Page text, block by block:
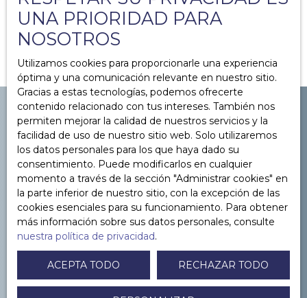
propiedad.
YOU WANT TO
to sell in Paris or its
surroundings ?
CONTACTEZ-NOUS
UNA PRIORIDAD PARA
NOSOTROS
Utilizamos cookies para proporcionarle una experiencia
óptima y una comunicación relevante en nuestro sitio.
Gracias a estas tecnologías, podemos ofrecerte
contenido relacionado con tus intereses. También nos
permiten mejorar la calidad de nuestros servicios y la
facilidad de uso de nuestro sitio web. Solo utilizaremos
los datos personales para los que haya dado su
consentimiento. Puede modificarlos en cualquier
momento a través de la sección ″Administrar cookies″ en
la parte inferior de nuestro sitio, con la excepción de las
cookies esenciales para su funcionamiento. Para obtener
más información sobre sus datos personales, consulte
nuestra política de privacidad.
ACEPTA TODO RECHAZAR TODO